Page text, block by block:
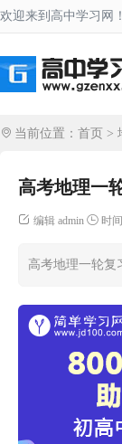
欢迎来到高中学习网！
当前位置： 首页 >
高考地理一
编辑 admin 时
高考地理一轮复